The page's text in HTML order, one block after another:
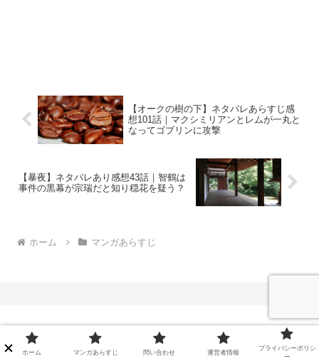
【オークの樹の下】ネタバレあらすじ感
想101話｜マクシミリアンとレムが一丸と
なってゴブリンに攻撃
【暴夜】ネタバレあり感想43話｜智鶴は
事件の黒幕が宗瑞だと知り穏花を疑う？
ホーム マンガあらすじ
有関心倶楽部
ホーム マンガあらすじ 問い合わせ 運営者情報
プライバシーポリシ
ー